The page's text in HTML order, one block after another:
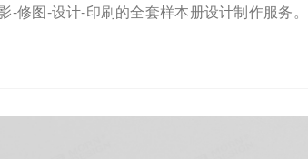
修图-设计-印刷的全套样本册设计制作服务。